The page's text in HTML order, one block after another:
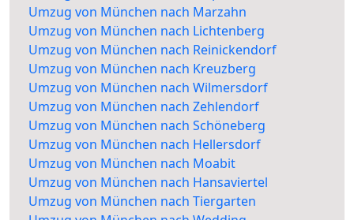
Umzug von München nach Marzahn
Umzug von München nach Lichtenberg
Umzug von München nach Reinickendorf
Umzug von München nach Kreuzberg
Umzug von München nach Wilmersdorf
Umzug von München nach Zehlendorf
Umzug von München nach Schöneberg
Umzug von München nach Hellersdorf
Umzug von München nach Moabit
Umzug von München nach Hansaviertel
Umzug von München nach Tiergarten